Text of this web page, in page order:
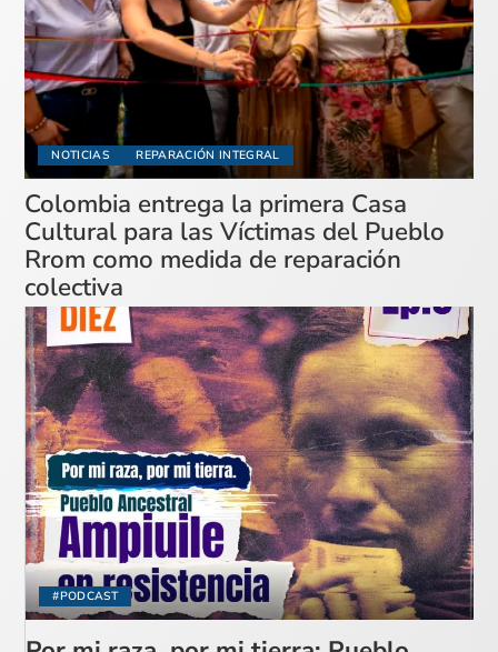
NOTICIAS REPARACIÓN INTEGRAL
Colombia entrega la primera Casa
Cultural para las Víctimas del Pueblo
Rrom como medida de reparación
colectiva
#PODCAST